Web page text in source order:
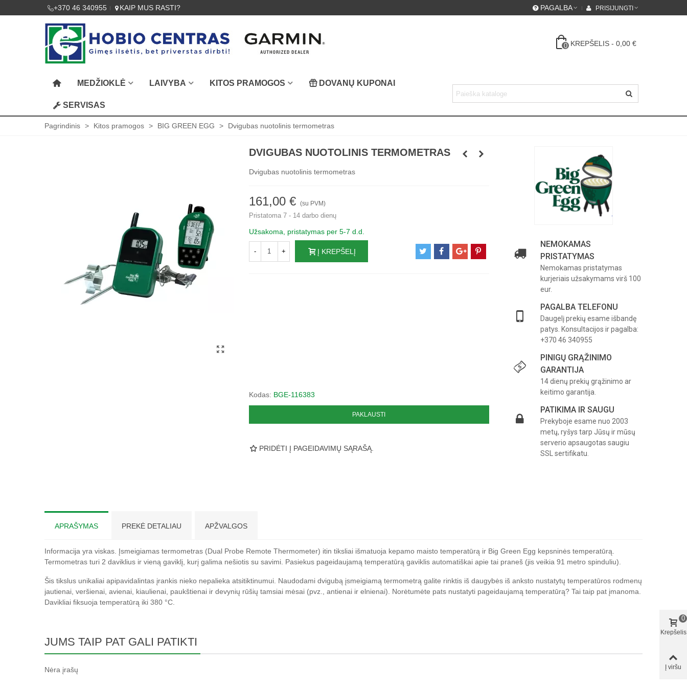
+370 46 340955 KAIP MUS RASTI? PAGALBA PRISIJUNGTI
0 KREPŠELIS - 0,00 €
MEDŽIOKLĖ LAIVYBA KITOS PRAMOGOS DOVANŲ KUPONAI
SERVISAS
Pagrindinis > Kitos pramogos > BIG GREEN EGG > Dvigubas nuotolinis termometras
DVIGUBAS NUOTOLINIS TERMOMETRAS
Dvigubas nuotolinis termometras
161,00 € (su PVM)
Pristatoma 7 - 14 darbo dienų
Užsakoma, pristatymas per 5-7 d.d.
- + Į KREPŠELĮ
Kodas: BGE-116383
PAKLAUSTI
PRIDĖTI Į PAGEIDAVIMŲ SĄRAŠĄ.
NEMOKAMAS
PRISTATYMAS
Nemokamas pristatymas
kurjeriais užsakymams virš 100
eur.
PAGALBA TELEFONU
Daugelį prekių esame išbandę
patys. Konsultacijos ir pagalba:
+370 46 340955
PINIGŲ GRĄŽINIMO
GARANTIJA
14 dienų prekių grąžinimo ar
keitimo garantija.
PATIKIMA IR SAUGU
Prekyboje esame nuo 2003
metų, ryšys tarp Jūsų ir mūsų
serverio apsaugotas saugiu
SSL sertifikatu.
APRAŠYMAS PREKĖ DETALIAU APŽVALGOS
Informacija yra viskas. Įsmeigiamas termometras (Dual Probe Remote Thermometer) itin tiksliai išmatuoja kepamo maisto temperatūrą ir Big Green Egg kepsninės temperatūrą.
Termometras turi 2 daviklius ir vieną gaviklį, kurį galima nešiotis su savimi. Pasiekus pageidaujamą temperatūrą gaviklis automatiškai apie tai praneš (jis veikia 91 metro spinduliu).
Šis tikslus unikaliai apipavidalintas įrankis nieko nepalieka atsitiktinumui. Naudodami dvigubą įsmeigiamą termometrą galite rinktis iš daugybės iš anksto nustatytų temperatūros rodmenų
jautienai, veršienai, avienai, kiaulienai, paukštienai ir devynių rūšių tamsiai mėsai (pvz., antienai ir elnienai). Norėtumėte pats nustatyti pageidaujamą temperatūrą? Tai taip pat įmanoma.
Davikliai fiksuoja temperatūrą iki 380 °C.
JUMS TAIP PAT GALI PATIKTI
Nėra įrašų
Krepšelis
0
Į viršu